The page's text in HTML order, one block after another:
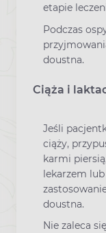
etapie
Podczas
doustna.
Ciąża i
Jeśli
ciąży,
karmi
lekarzem
doustna.
Nie zaleca